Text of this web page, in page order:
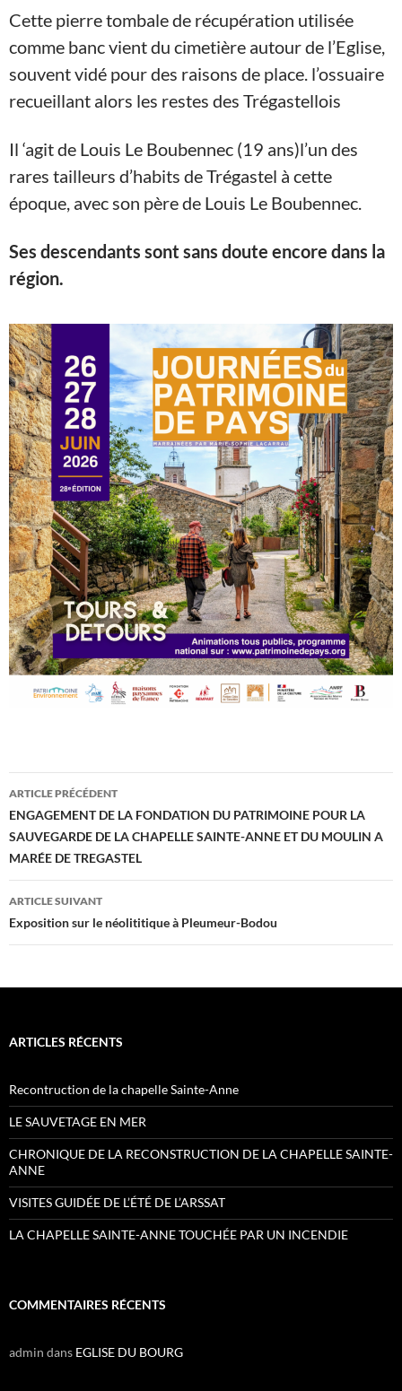
Cette pierre tombale de récupération utilisée
comme banc vient du cimetière autour de l’Eglise,
souvent vidé pour des raisons de place. l’ossuaire
recueillant alors les restes des Trégastellois
Il ‘agit de Louis Le Boubennec (19 ans)l’un des
rares tailleurs d’habits de Trégastel à cette
époque, avec son père de Louis Le Boubennec.
Ses descendants sont sans doute encore dans la
région.
Navigation
des
articles
ARTICLE PRÉCÉDENT
ENGAGEMENT DE LA FONDATION DU PATRIMOINE POUR LA
SAUVEGARDE DE LA CHAPELLE SAINTE-ANNE ET DU MOULIN A
MARÉE DE TREGASTEL
ARTICLE SUIVANT
Exposition sur le néolititique à Pleumeur-Bodou
ARTICLES RÉCENTS
Recontruction de la chapelle Sainte-Anne
LE SAUVETAGE EN MER
CHRONIQUE DE LA RECONSTRUCTION DE LA CHAPELLE SAINTE-
ANNE
VISITES GUIDÉE DE L’ÉTÉ DE L’ARSSAT
LA CHAPELLE SAINTE-ANNE TOUCHÉE PAR UN INCENDIE
COMMENTAIRES RÉCENTS
admin dans EGLISE DU BOURG